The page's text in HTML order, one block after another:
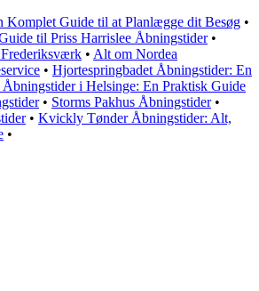
Komplet Guide til at Planlægge dit Besøg •
til Priss Harrislee Åbningstider•
• Alt om Nordea
• Hjortespringbadet Åbningstider: En
i Helsinge: En Praktisk Guide
• Storms Pakhus Åbningstider•
• Kvickly Tønder Åbningstider: Alt,
•